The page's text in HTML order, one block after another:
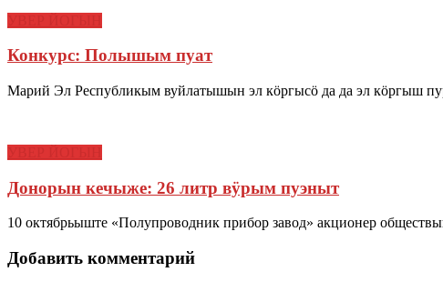
Конкурс: Полышым пуат
Марий Эл Республикым вуйлатышын эл кӧргысӧ да да эл кӧргыш
Донорын кечыже: 26 литр вӱрым пуэныт
10 октябрьыште «Полупроводник прибор завод» акционер
Добавить комментарий